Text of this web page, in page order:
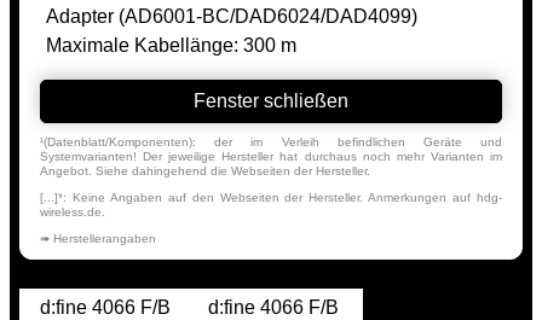
Adapter (AD6001-BC/DAD6024/DAD4099)
Maximale Kabellänge: 300 m
Fenster schließen
¹(Datenblatt/Komponenten): der im Verleih befindlichen Geräte und
Systemvarianten! Der jeweilige Hersteller hat durchaus noch mehr Varianten im
Angebot. Siehe dahingehend die Webseiten der Hersteller.
[...]*: Keine Angaben auf den Webseiten der Hersteller. Anmerkungen auf hdg-
wireless.de.
➠ Herstellerangaben
d:fine 4066 F/B d:fine 4066 F/B